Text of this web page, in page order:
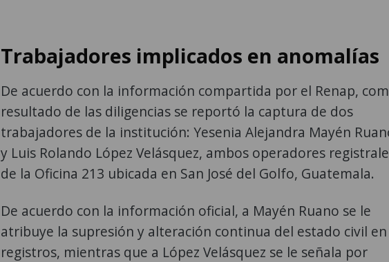
Trabajadores implicados en anomalías
De acuerdo con la información compartida por el Renap,
resultado de las diligencias se reportó la captura de dos
trabajadores de la institución: Yesenia Alejandra Mayén
y Luis Rolando López Velásquez, ambos operadores
de la Oficina 213 ubicada en San José del Golfo, Guatemala.
De acuerdo con la información oficial, a Mayén Ruano se le
atribuye la supresión y alteración continua del estado civil en
registros, mientras que a López Velásquez se le señala por